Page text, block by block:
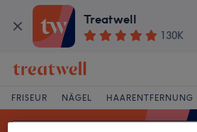
Treatwell
130K
FRISEUR NÄGEL HAARENTFERNUNG